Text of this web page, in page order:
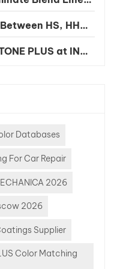
HHS and UHS Clearcoat
Mexico City 2026 – BOOTH NO. 1826-2
Databases
For Car Repair
2026
2026
Supplier
Color Matching